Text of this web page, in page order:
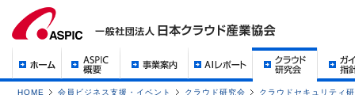
HOME 会員ビジネス支援・イベント クラウド研究会 クラウドセキュリティ